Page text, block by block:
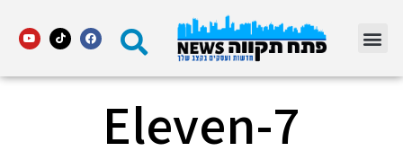
7-Eleven